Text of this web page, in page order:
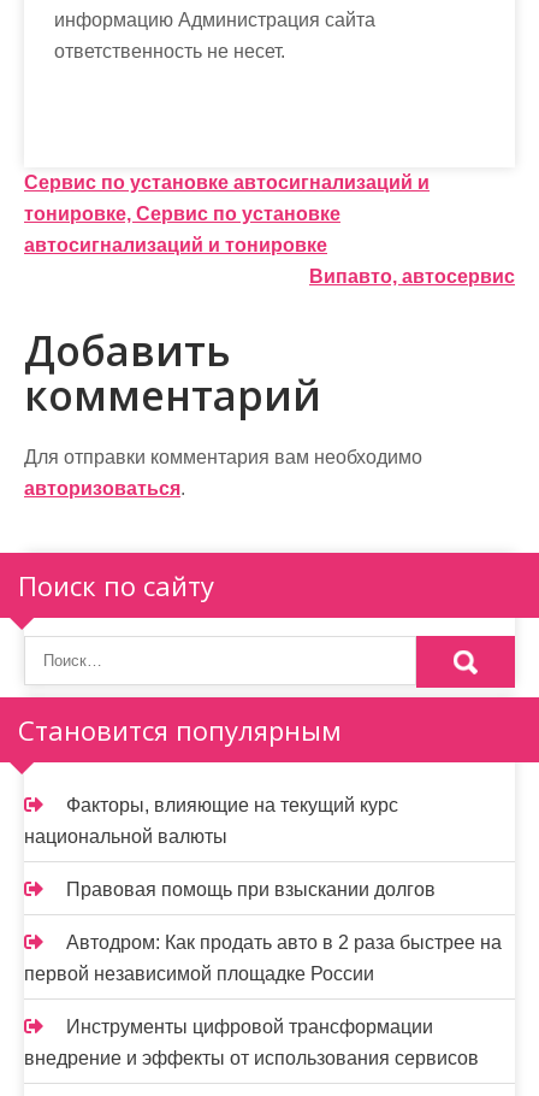
информацию Администрация сайта
ответственность не несет.
Н
а
и
г
а
ц
и
я
п
о
з
а
п
и
с
я
м
Сервис по установке автосигнализаций и
тонировке, Сервис по установке
автосигнализаций и тонировке
Випавто, автосервис
Добавить
комментарий
Для отправки комментария вам необходимо
авторизоваться.
Поиск по сайту
Становится популярным
Факторы, влияющие на текущий курс
национальной валюты
Правовая помощь при взыскании долгов
Автодром: Как продать авто в 2 раза быстрее на
первой независимой площадке России
Инструменты цифровой трансформации
внедрение и эффекты от использования сервисов